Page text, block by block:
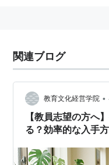
運営に関する法律
対立が持ち込まれ
廃止と任命制の導
度の導入。
構成
4年、原則5名。予算
関連ブログ
教育文化経営学院 •
【教員志望の方へ
る？効率的な入手